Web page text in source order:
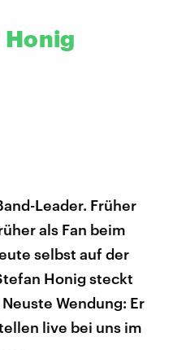
Honig
Leader. Früher
als Fan beim
selbst auf der
Honig steckt
Wendung: Er
live bei uns im